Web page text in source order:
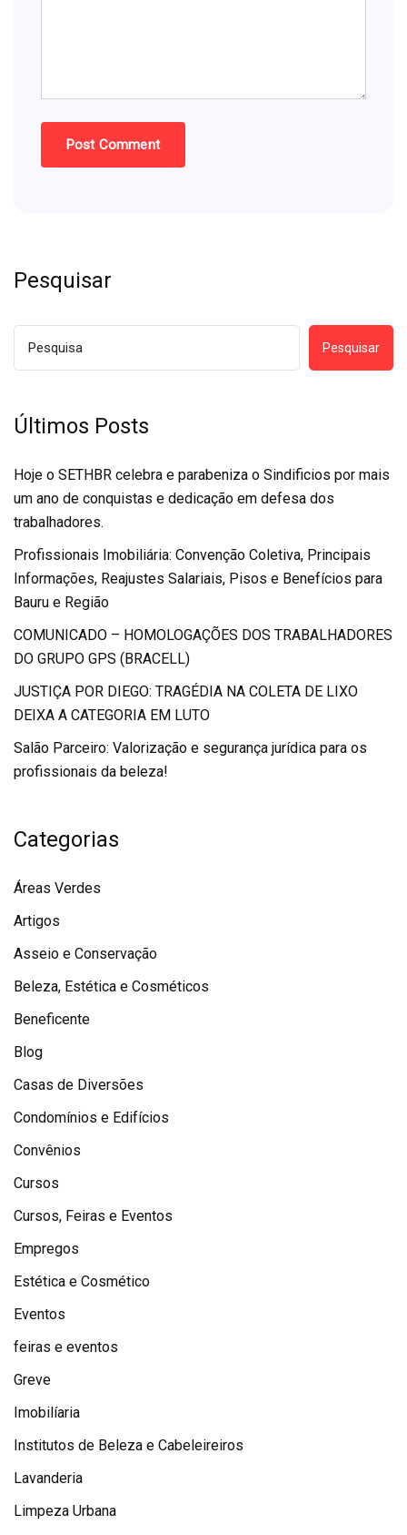
Pesquisar
Pesquisar
Últimos Posts
Hoje o SETHBR celebra e parabeniza o Sindificios por mais
um ano de conquistas e dedicação em defesa dos
trabalhadores.
Profissionais Imobiliária: Convenção Coletiva, Principais
Informações, Reajustes Salariais, Pisos e Benefícios para
Bauru e Região
COMUNICADO – HOMOLOGAÇÕES DOS TRABALHADORES
DO GRUPO GPS (BRACELL)
JUSTIÇA POR DIEGO: TRAGÉDIA NA COLETA DE LIXO
DEIXA A CATEGORIA EM LUTO
Salão Parceiro: Valorização e segurança jurídica para os
profissionais da beleza!
Categorias
Áreas Verdes
Artigos
Asseio e Conservação
Beleza, Estética e Cosméticos
Beneficente
Blog
Casas de Diversões
Condomínios e Edifícios
Convênios
Cursos
Cursos, Feiras e Eventos
Empregos
Estética e Cosmético
Eventos
feiras e eventos
Greve
Imobilíaria
Institutos de Beleza e Cabeleireiros
Lavanderia
Limpeza Urbana